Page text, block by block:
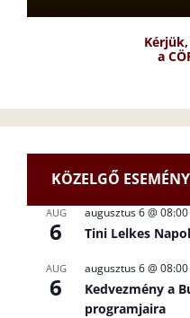
a
KÖZELGŐ
AUG
6
augusztus 6 @ 08:00
Tini Lelkes
AUG
6
augusztus 6 @ 08:00
Kedvezmény a
programjaira